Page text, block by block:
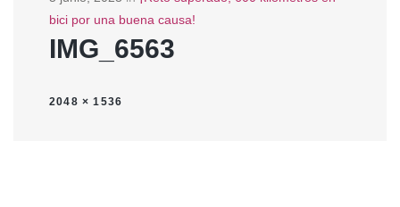
bici por una buena causa!
IMG_6563
2048 × 1536